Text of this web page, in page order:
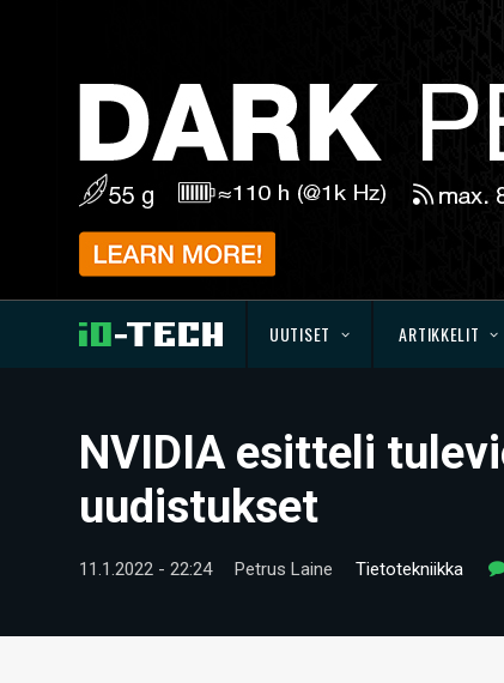
UUTISET ARTIKKELIT
NVIDIA esitteli
uudistukset
11.1.2022 - 22:24 Petrus Laine Tietotekniikka